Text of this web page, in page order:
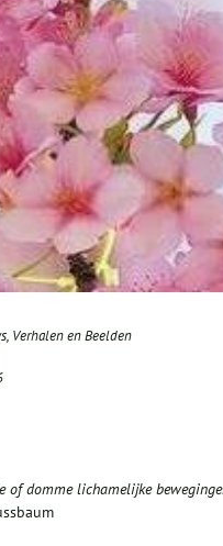
, Verhalen en Beelden
of domme lichamelijke